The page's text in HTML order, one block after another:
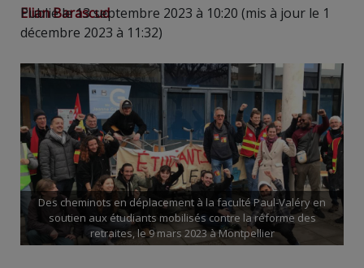
Elian Barascud
Publié le 13 septembre 2023 à 10:20 (mis à jour le 1
décembre 2023 à 11:32)
Des cheminots en déplacement à la faculté Paul-Valéry en
soutien aux étudiants mobilisés contre la réforme des
retraites, le 9 mars 2023 à Montpellier